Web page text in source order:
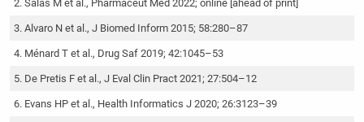
Salas M et al., Pharmaceut Med 2022; online [ahead of print]
Alvaro N et al., J Biomed Inform 2015; 58:280–87
Ménard T et al., Drug Saf 2019; 42:1045–53
De Pretis F et al., J Eval Clin Pract 2021; 27:504–12
Evans HP et al., Health Informatics J 2020; 26:3123–39